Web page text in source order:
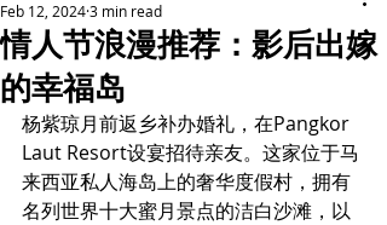
情人节浪漫推荐：影后出嫁
的幸福岛
Feb 12, 20243 min read
杨紫琼月前返乡补办婚礼，在Pangkor
Laut Resort设宴招待亲友。这家位于马
来西亚私人海岛上的奢华度假村，拥有
名列世界十大蜜月景点的洁白沙滩，以